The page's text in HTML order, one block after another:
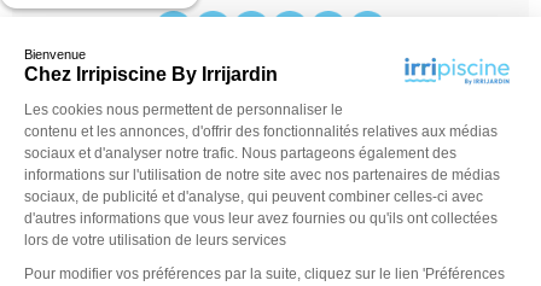
Bienvenue
Chez Irripiscine By Irrijardin
Les cookies nous permettent de personnaliser le
contenu et les annonces, d'offrir des fonctionnalités relatives aux médias
sociaux et d'analyser notre trafic. Nous partageons également des
informations sur l'utilisation de notre site avec nos partenaires de médias
sociaux, de publicité et d'analyse, qui peuvent combiner celles-ci avec
d'autres informations que vous leur avez fournies ou qu'ils ont collectées
lors de votre utilisation de leurs services
Pour modifier vos préférences par la suite, cliquez sur le lien 'Préférences
Besoin d'aide ?
0970 818 918
(appel non surtaxé)
Du lundi au vendredi de9 h - 13 hà14 h - 18 h ou
contactez-nous vianotre formulaire